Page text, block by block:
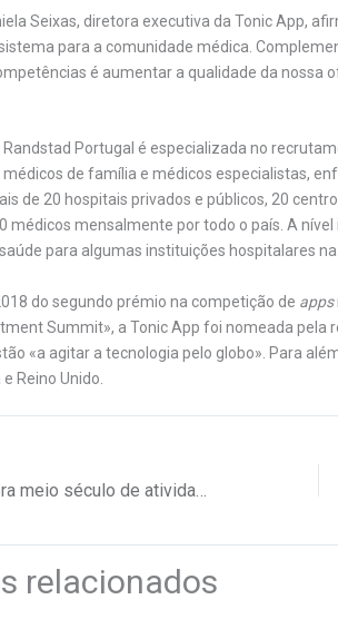
Seixas, diretora executiva da Tonic App,
para a comunidade médica.
é aumentar a qualidade da nossa
Randstad Portugal é especializada no
de família e médicos especialistas,
de 20 hospitais privados e públicos, 20
médicos mensalmente por todo o país. A
para algumas instituições hospitalares na
do segundo prémio na competição de apps
Summit», a Tonic App foi nomeada pela
«a agitar a tecnologia pelo globo». Para
Reino Unido.
Seresco celebra meio século de atividade
relacionados